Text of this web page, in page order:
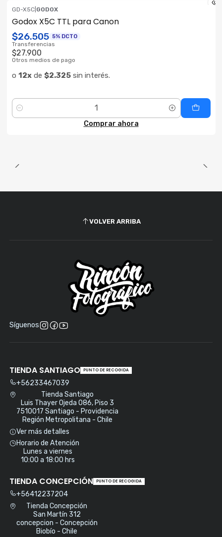
GD-X5C| GODOX
Godox X5C TTL para Canon
$26.505 5% DCTO
Transferencias
$27.900
Otros medios de pago
o 12xde $2.325sin interés.
Cantidad
Comprar ahora
VOLVER ARRIBA
Síguenos
TIENDA SANTIAGO PUNTO DE RECOGIDA
+56233467039
Tienda Santiago
Luis Thayer Ojeda 086, Piso 3
7510017 Santiago - Providencia
Región Metropolitana - Chile
Ver más detalles
Horario de Atención
Lunes a viernes
10:00 a 18:00 hrs
TIENDA CONCEPCIÓN PUNTO DE RECOGIDA
+56412237204
Tienda Concepción
San Martín 312
concepcion - Concepción
Biobío - Chile